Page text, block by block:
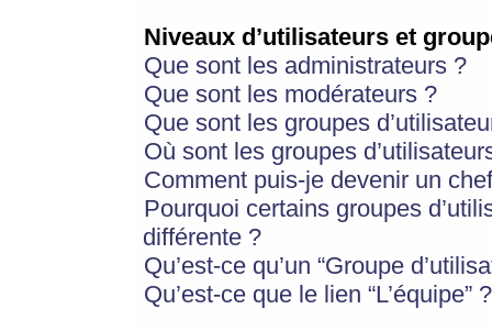
Niveaux d’utilisateurs et
Que sont les administrateurs ?
Que sont les modérateurs ?
Que sont les groupes
Où sont les groupes
Comment puis-je devenir un
Pourquoi certains groupes
différente ?
Qu’est-ce qu’un “Groupe
Qu’est-ce que le lien “L’équipe” ?